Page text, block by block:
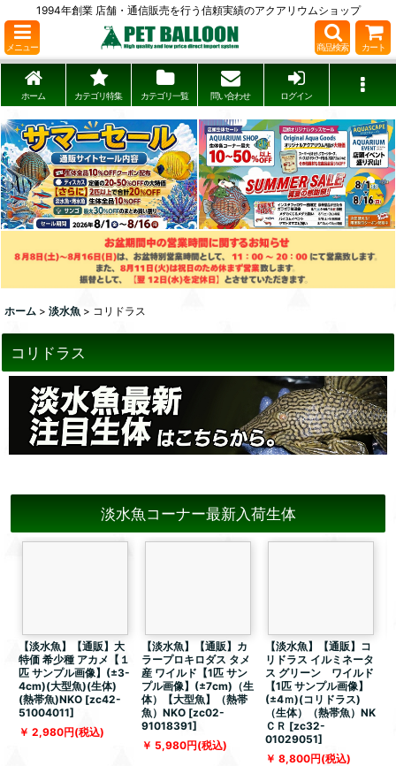
1994年創業 店舗・通信販売を行う信頼実績のアクアリウムショップ
メニュー 商品検索 カート
ホーム カテゴリ特集 カテゴリ一覧 問い合わせ ログイン
ホーム > 淡水魚 > コリドラス
コリドラス
淡水魚コーナー最新入荷生体
【淡水魚】【通販】大
特価 希少種 アカメ【１
匹 サンプル画像】(±3-
4cm)(大型魚)(生体)
(熱帯魚)NKO [zc42-
51004011]
2,980円(税込)
【淡水魚】【通販】カ
ラープロキロダス タメ
産 ワイルド【1匹 サン
プル画像】(±7cm)（生
体）【大型魚】（熱帯
魚）NKO [zc02-
91018391]
5,980円(税込)
【淡水魚】【通販】コ
リドラス イルミネータ
ス グリーン ワイルド
【1匹 サンプル画像】
(±4ｍ)(コリドラス)
（生体）（熱帯魚）NK
ＣＲ [zc32-
01029051]
8,800円(税込)